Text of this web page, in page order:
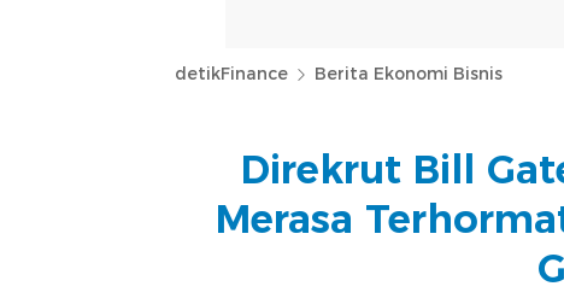
detikFinance Berita Ekonomi Bisnis
Direkrut Bill
Merasa